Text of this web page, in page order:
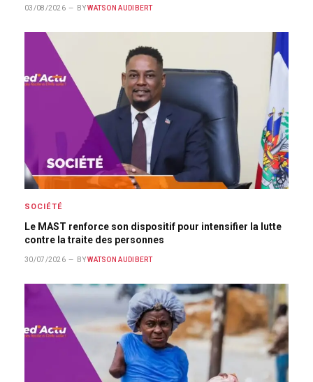
03/08/2026 BY WATSON AUDIBERT
SOCIÉTÉ
Le MAST renforce son dispositif pour intensifier la lutte
contre la traite des personnes
30/07/2026 BY WATSON AUDIBERT